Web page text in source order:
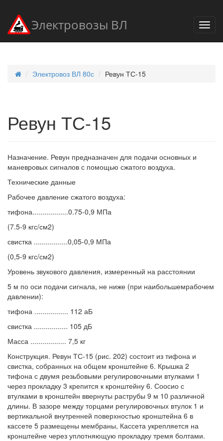
Электровозы ВЛ
Электровоз ВЛ 80с Ревун ТС-15
Ревун ТС-15
Назначение. Ревун предназначен для подачи основных и
маневровых сигналов с помощью сжатого воздуха.
Технические данные
Рабочее давление сжатого воздуха:
тифона..................0.75-0,9 МПа
(7.5-9 кгс/см2)
свистка .................0,05-0,9 МПа
(0,5-9 кгс/см2)
Уровень звукового давления, измеренный на расстоянии
5 м по оси подачи сигнала, не ниже (при наибольшемрабочем
давлении):
тифона ................. 112 аБ
свистка ................. 105 дБ
Масса .................. 7,5 кг
Конструкция. Ревун ТС-15 (рис. 202) состоит из тифона и
свистка, собранных на общем кронштейне 6. Крышка 2
тифона с двумя резьбовыми регулировочными втулками 1
через прокладку 3 крепится к кронштейну 6. Соосио с
втулками в кронштейн ввернуты раструбы 9 м 10 различной
длины. В зазоре между торцами регулировочных втулок 1 и
вертикальной внутренней поверхностью кронштейна 6 в
кассете 5 размещены мембраны, Кассета укрепляется на
кронштейне через уплотняющую прокладку тремя болтами.